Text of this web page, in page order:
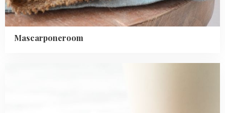
Mascarponeroom